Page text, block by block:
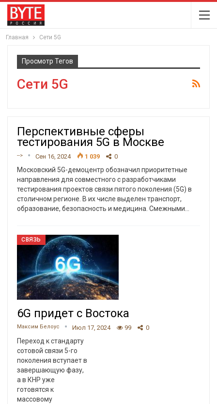
Главная Сети 5G
Просмотр Тегов
Сети 5G
Перспективные сферы
тестирования 5G в Москве
--> Сен 16, 2024 1 039 0
Московский 5G-демоцентр обозначил приоритетные
направления для совместного с разработчиками
тестирования проектов связи пятого поколения (5G) в
столичном регионе. В их числе выделен транспорт,
образование, безопасность и медицина. Смежными
СВЯЗЬ
6G придет с Востока
Максим Белоус Июл 17, 2024 99 0
Переход к стандарту
сотовой связи 5-го
поколения вступает в
завершающую фазу,
а в КНР уже
готовятся к
массовому